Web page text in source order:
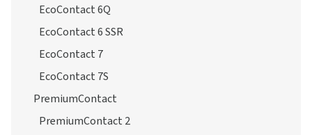
EcoContact 6Q
EcoContact 6 SSR
EcoContact 7
EcoContact 7S
PremiumContact
PremiumContact 2